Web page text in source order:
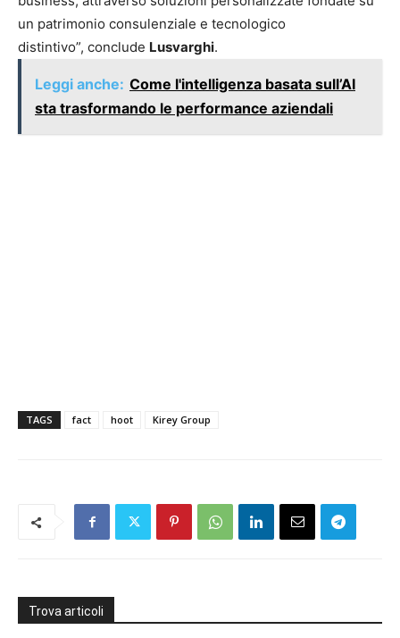
un patrimonio consulenziale e tecnologico
distintivo”, conclude Lusvarghi.
Leggi anche: Come l'intelligenza basata sull’AI
sta trasformando le performance aziendali
TAGS fact hoot Kirey Group
Trova articoli